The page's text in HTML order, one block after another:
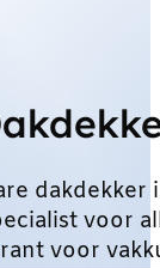
voor
voor